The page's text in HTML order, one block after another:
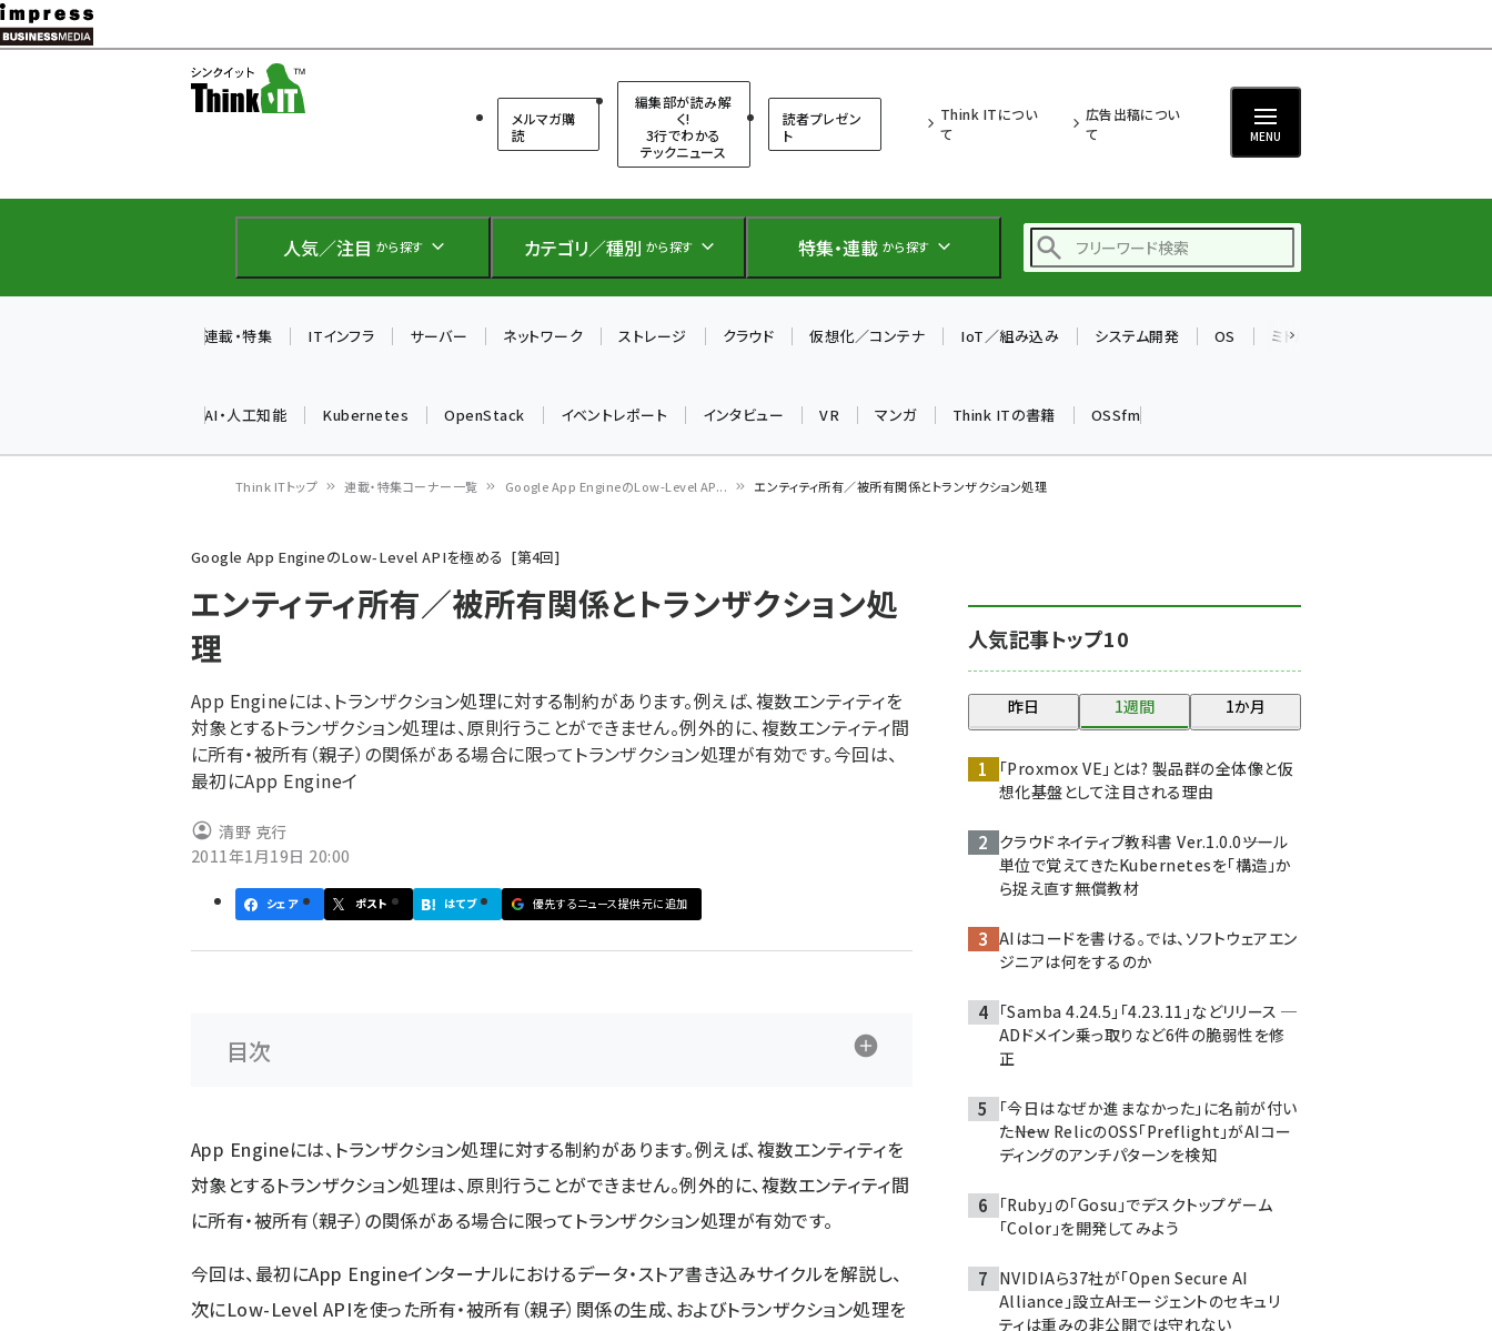
メ
イ
テ
に
メルマガ購
読
編集部が読み解
く!
3行でわかる
テックニュース
読者プレゼン
ト
Think ITについ
て
広告出稿につい
て
MENU
人気／注目 から探す カテゴリ／種別 から探す 特集・連載 から探す
仲間と築いた勝利の絆～
drupal (1947)
genai (1477)
abc123 (1352)
連載・特集 ITインフラ サーバー ネットワーク ストレージ クラウド 仮想化／コンテナ IoT／組み込み システム開発 OS ミドルウェア
AI・人工知能 Kubernetes OpenStack イベントレポート インタビュー VR マンガ Think ITの書籍 OSSfm
ン
く
ず
Think ITトップ 連載・特集コーナー一覧 Google App EngineのLow-Level AP... エンティティ所有／被所有関係とトランザクション処理
Google App EngineのLow-Level APIを極める 第4回
エンティティ所有／被所有関係とトランザクション処
理
App Engineには、トランザクション処理に対する制約があります。例えば、複数エンティティを
対象とするトランザクション処理は、原則行うことができません。例外的に、複数エンティティ間
に所有・被所有（親子）の関係がある場合に限ってトランザクション処理が有効です。今回は、
最初にApp Engineイ
清野 克行
2011年1月19日 20:00
シェア ポスト はてブ 優先するニュース提供元に追加
目次
App Engineには、トランザクション処理に対する制約があります。例えば、複数エンティティを
対象とするトランザクション処理は、原則行うことができません。例外的に、複数エンティティ間
に所有・被所有（親子）の関係がある場合に限ってトランザクション処理が有効です。
今回は、最初にApp Engineインターナルにおけるデータ・ストア書き込みサイクルを解説し、
次にLow-Level APIを使った所有・被所有（親子）関係の生成、およびトランザクション処理を
人気記事トップ10
昨日 1週間 1か月
「Proxmox VE」とは? 製品群の全体像と仮
想化基盤として注目される理由
クラウドネイティブ教科書 Ver.1.0.0――ツール
単位で覚えてきたKubernetesを「構造」か
ら捉え直す無償教材
AIはコードを書ける。では、ソフトウェアエン
ジニアは何をするのか
「Samba 4.24.5」「4.23.11」などリリース ─
ADドメイン乗っ取りなど6件の脆弱性を修
正
「今日はなぜか進まなかった」に名前が付い
た――New RelicのOSS「Preflight」がAIコー
ディングのアンチパターンを検知
「Ruby」の「Gosu」でデスクトップゲーム
「Color」を開発してみよう
NVIDIAら37社が「Open Secure AI
Alliance」設立――AIエージェントのセキュリ
ティは重みの非公開では守れない